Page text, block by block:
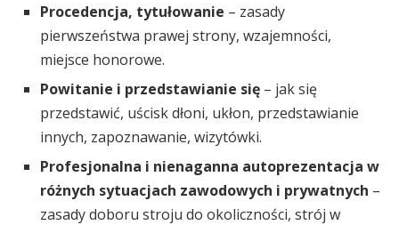
Procedencja, tytułowanie – zasady
pierwszeństwa prawej strony, wzajemności,
miejsce honorowe.
Powitanie i przedstawianie się – jak się
przedstawić, uścisk dłoni, ukłon, przedstawianie
innych, zapoznawanie, wizytówki.
Profesjonalna i nienaganna autoprezentacja w
różnych sytuacjach zawodowych i prywatnych –
zasady doboru stroju do okoliczności, strój w